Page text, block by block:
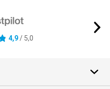
4,9/ 5,0